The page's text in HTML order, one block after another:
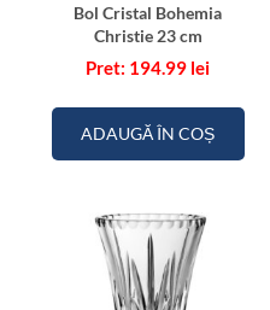
Bol Cristal Bohemia
Christie 23 cm
194.99 lei
ADAUGĂ ÎN COȘ